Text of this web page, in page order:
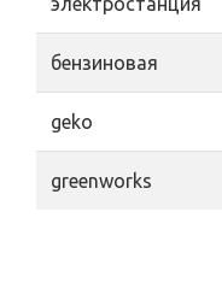
бензиновая
geko
greenworks